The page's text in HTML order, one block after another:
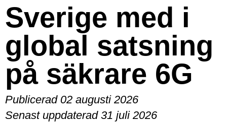
Sverige med i
global satsning
på säkrare 6G
Publicerad 02 augusti 2026
Senast uppdaterad 31 juli 2026